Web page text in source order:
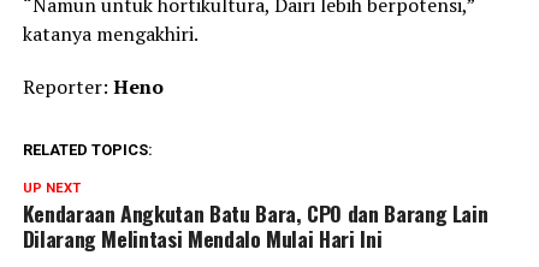
katanya mengakhiri.
Reporter: Heno
RELATED TOPICS:
UP NEXT
Kendaraan Angkutan Batu Bara, CPO dan Barang Lain
Dilarang Melintasi Mendalo Mulai Hari Ini